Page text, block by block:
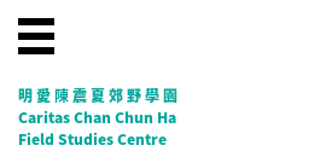
明愛陳震夏郊野學園
Caritas Chan Chun Ha
Field Studies Centre